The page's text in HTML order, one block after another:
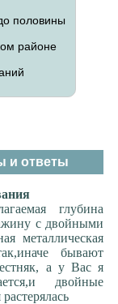
половины
районе
и ответы
глубина
с двойными
металлическая
бывают
а у Вас я
двойные